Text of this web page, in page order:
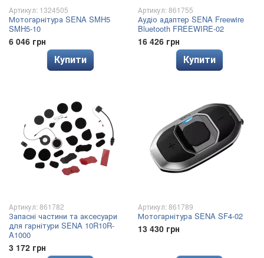
Артикул: 1324505
Мотогарнітура SENA SMH5
SMH5-10
6 046 грн
Купити
Артикул: 861755
Аудіо адаптер SENA Freewire
Bluetooth FREEWIRE-02
16 426 грн
Купити
Артикул: 861782
Запасні частини та аксесуари
для гарнітури SENA 10R10R-
A1000
3 172 грн
Артикул: 861789
Мотогарнітура SENA SF4-02
13 430 грн